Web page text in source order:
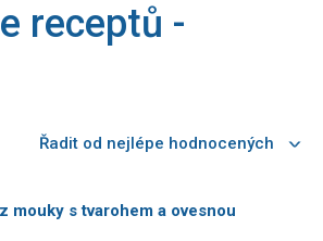
receptů -
mouky s tvarohem a ovesnou